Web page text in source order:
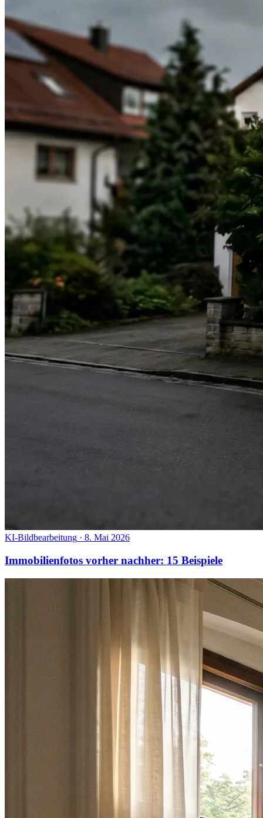
KI-Bildbearbeitung · 8. Mai 2026
Immobilienfotos vorher nachher: 15 Beispiele